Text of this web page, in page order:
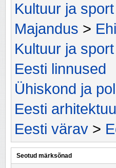
Kultuur ja sport
Majandus >
Kultuur ja sport
Eesti linnused
Ühiskond ja
Eesti
Eesti värav >
Seotud märksõnad